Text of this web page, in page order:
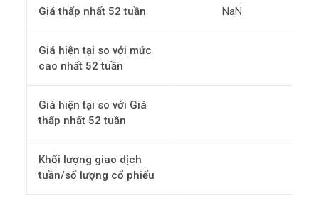
Giá thấp nhất 52 tuần NaN
Giá hiện tại so với mức
cao nhất 52 tuần
Giá hiện tại so với Giá
thấp nhất 52 tuần
Khối lượng giao dịch
tuần/số lượng cổ phiếu